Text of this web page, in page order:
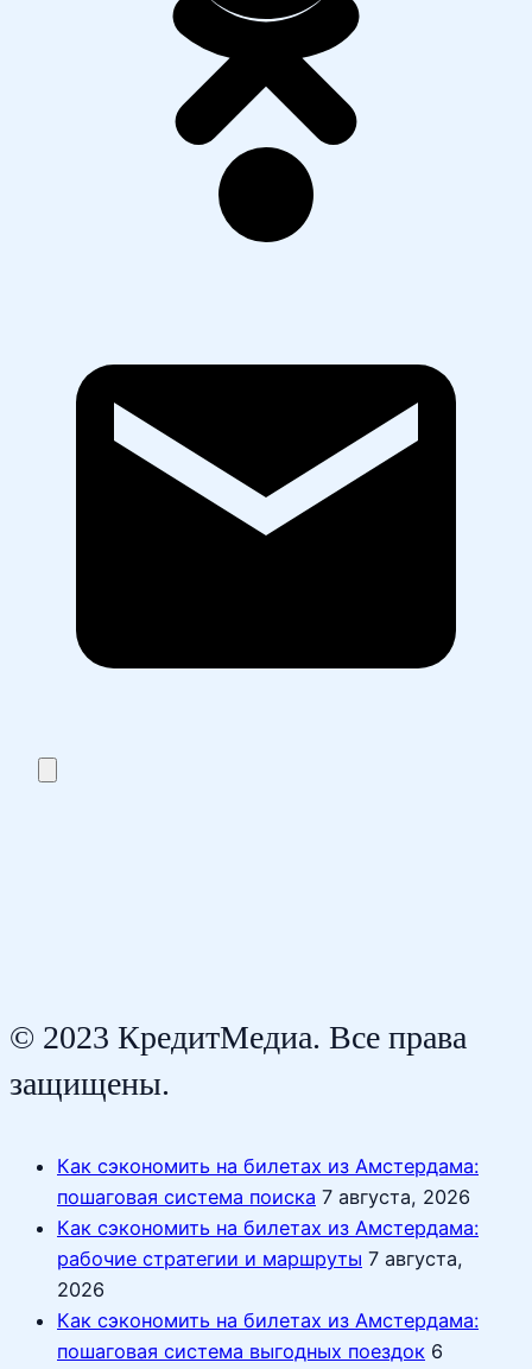
© 2023 КредитМедиа. Все права
защищены.
Как сэкономить на билетах из Амстердама:
пошаговая система поиска 7 августа, 2026
Как сэкономить на билетах из Амстердама:
рабочие стратегии и маршруты 7 августа,
2026
Как сэкономить на билетах из Амстердама:
пошаговая система выгодных поездок 6